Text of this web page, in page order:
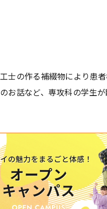
士の作る補綴物により患
お話など、専攻科の学生
専門学校
専門学校
専門学校
専門学校